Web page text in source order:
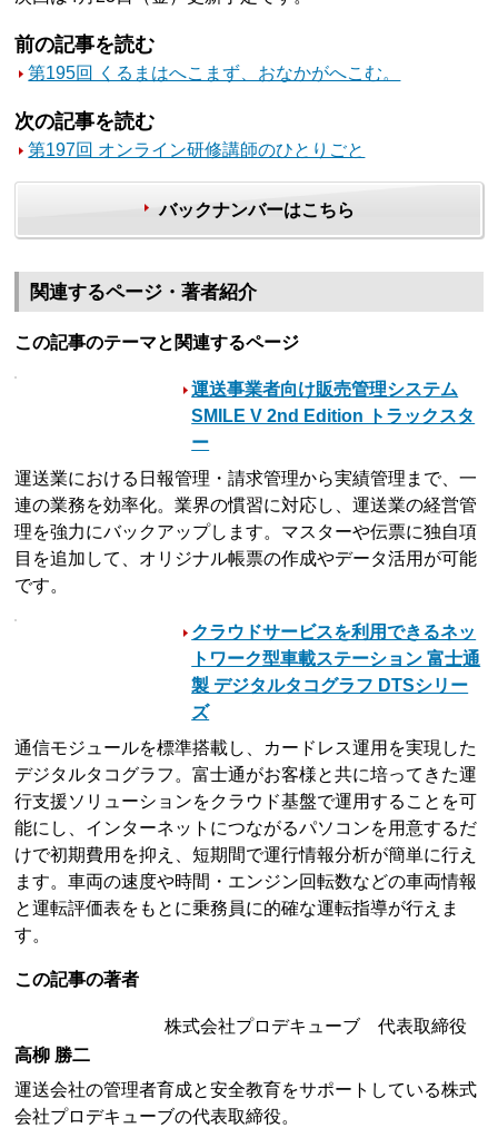
前の記事を読む
第195回 くるまはへこまず、おなかがへこむ。
次の記事を読む
第197回 オンライン研修講師のひとりごと
バックナンバーはこちら
関連するページ・著者紹介
この記事のテーマと関連するページ
運送事業者向け販売管理システム
SMILE V 2nd Edition トラックスタ
ー
運送業における日報管理・請求管理から実績管理まで、一
連の業務を効率化。業界の慣習に対応し、運送業の経営管
理を強力にバックアップします。マスターや伝票に独自項
目を追加して、オリジナル帳票の作成やデータ活用が可能
です。
クラウドサービスを利用できるネッ
トワーク型車載ステーション 富士通
製 デジタルタコグラフ DTSシリー
ズ
通信モジュールを標準搭載し、カードレス運用を実現した
デジタルタコグラフ。富士通がお客様と共に培ってきた運
行支援ソリューションをクラウド基盤で運用することを可
能にし、インターネットにつながるパソコンを用意するだ
けで初期費用を抑え、短期間で運行情報分析が簡単に行え
ます。車両の速度や時間・エンジン回転数などの車両情報
と運転評価表をもとに乗務員に的確な運転指導が行えま
す。
この記事の著者
株式会社プロデキューブ 代表取締役
高柳 勝二
運送会社の管理者育成と安全教育をサポートしている株式
会社プロデキューブの代表取締役。